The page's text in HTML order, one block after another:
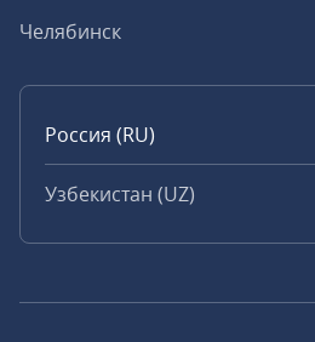
Челябинск
Россия (RU)
Узбекистан (UZ)